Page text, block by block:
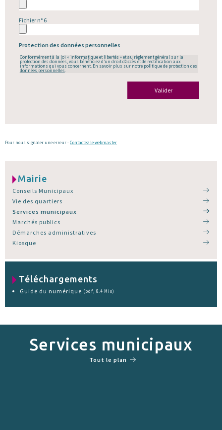
Fichier n° 6
Protection des données personnelles
Conformément à la loi « informatique et libertés » et au règlement général sur la
protection des données, vous bénéficiez d’un droit d’accès et de rectification aux
informations qui vous concernent. En savoir plus sur notre politique de protection des
données personnelles.
Valider
Pour nous signaler une erreur -Contactez le webmaster
Mairie
Conseils Municipaux
Vie des quartiers
Services municipaux
Marchés publics
Démarches administratives
Kiosque
Téléchargements
Guide du numérique (pdf, 8.4 Mio)
Services municipaux
Tout le plan